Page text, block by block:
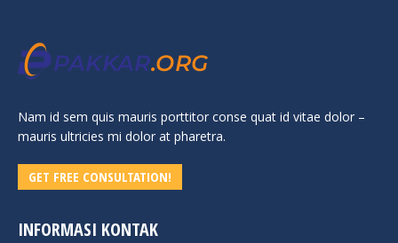
Nam id sem quis mauris porttitor conse quat id vitae dolor –
mauris ultricies mi dolor at pharetra.
GET FREE CONSULTATION!
INFORMASI KONTAK